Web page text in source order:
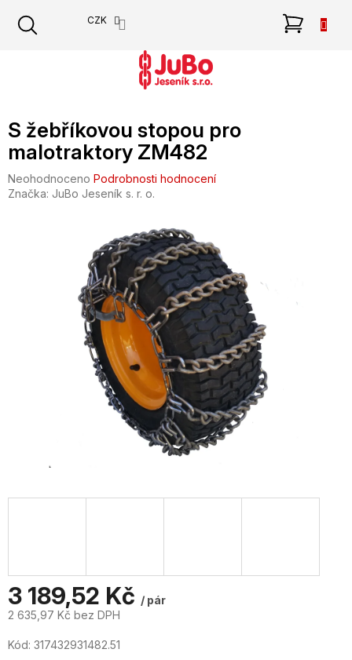
obsah
CZK
S žebříkovou stopou pro
malotraktory ZM482
Průměrné
hodnocení
Neohodnoceno Podrobnosti hodnocení
Značka: JuBo Jeseník s. r. o.
3 189,52 Kč / pár
2 635,97 Kč bez DPH
cena:
Kód: 317432931482.51